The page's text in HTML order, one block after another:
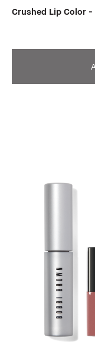
Crushed Lip Color